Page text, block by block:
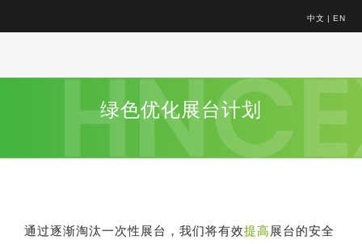
中文 | EN
绿色优化展台计划
通过逐渐淘汰一次性展台，我们将有效提高 展台的安全